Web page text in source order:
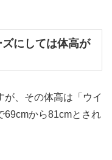
にしては体高が
が、その体高は「ウイ
69cmから81cmとされ